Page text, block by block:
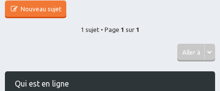
Nouveau sujet
1 sujet • Page 1 sur 1
Aller à
Qui est en ligne